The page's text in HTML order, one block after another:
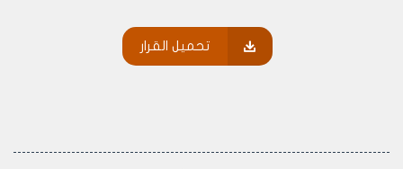
الميدانية من المديريات الخدمية إلى رئاسة مجلس مدينة
حلب لاتخاذ القرارات المناسبة.
رئيس المكتب التنفيذي لمجلس مدينة
تحميل القرار